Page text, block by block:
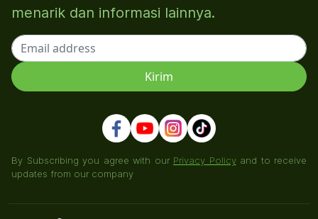
menarik dan informasi lainnya.
By Subscribing you agree with our Privacy Policyand to receive
updates from our company